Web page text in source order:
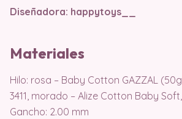
Diseñadora: happytoys__
Materiales
Hilo: rosa – Baby Cotton GAZZAL
3411, morado – Alize Cotton Baby
Gancho: 2.00 mm